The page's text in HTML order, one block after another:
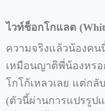
ไวท์ช็อกโกแลต
ความจริงแล้วน้องคน
เหมือนญาติพี่น้องหรอ
โกโก้เหลวเลย แต่กลั
(ตัวนี้ผ่านการแปรรูป